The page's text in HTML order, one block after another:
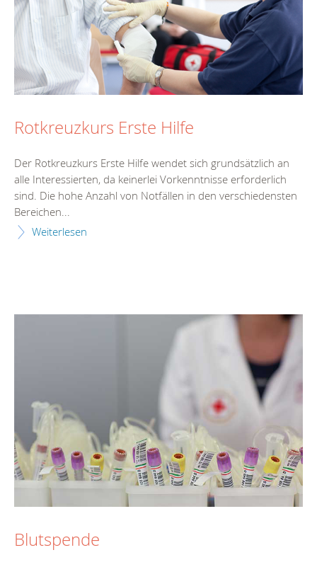
Rotkreuzkurs Erste Hilfe
Der Rotkreuzkurs Erste Hilfe wendet sich grundsätzlich an
alle Interessierten, da keinerlei Vorkenntnisse erforderlich
sind. Die hohe Anzahl von Notfällen in den verschiedensten
Bereichen...
Weiterlesen
Blutspende